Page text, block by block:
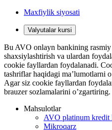
Maxfiylik siyosati
Valyutalar kursi
Bu AVO onlayn bankining
shaxsiylashtirish va ulardan
cookie fayllardan foydalanadi.
tashriflar haqidagi ma’lumotlarni
Agar siz cookie fayllardan
brauzer sozlamalarini o’zgartiring.
Mahsulotlar
AVO platinum kredit
Mikroqarz